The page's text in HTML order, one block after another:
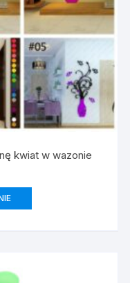
kwiat w wazonie